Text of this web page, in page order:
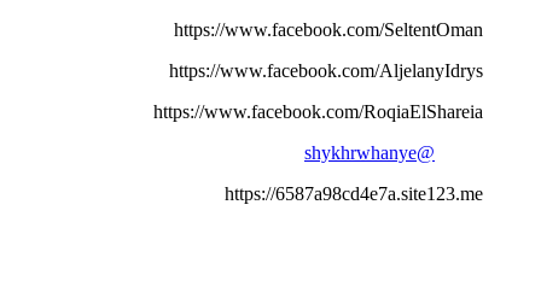
https://www.facebook.com/SeltentOman
https://www.facebook.com/AljelanyIdrys
https://www.facebook.com/RoqiaElShareia
@shykhrwhanye
https://6587a98cd4e7a.site123.me